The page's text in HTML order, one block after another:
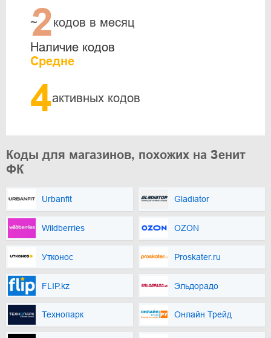
~
2кодов в месяц
Наличие кодов
Средне
4активных кодов
Коды для магазинов, похожих на Зенит
ФК
Urbanfit Gladiator
Wildberries OZON
Утконос Proskater.ru
FLIP.kz Эльдорадо
Технопарк Онлайн Трейд